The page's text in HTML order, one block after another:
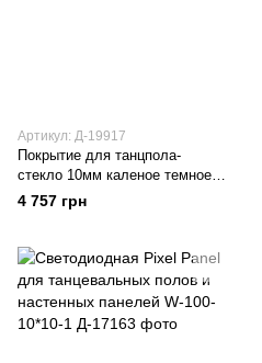
Артикул: Д-19917
Покрытие для танцпола-
стекло 10мм каленое темное
992*992мм
4 757 грн